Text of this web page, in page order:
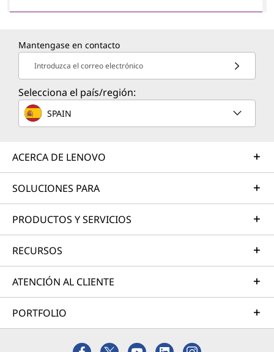
Mantengase en contacto
Introduzca el correo electrónico
Selecciona el país/región:
SPAIN
ACERCA DE LENOVO
SOLUCIONES PARA
PRODUCTOS Y SERVICIOS
RECURSOS
ATENCIÓN AL CLIENTE
PORTFOLIO